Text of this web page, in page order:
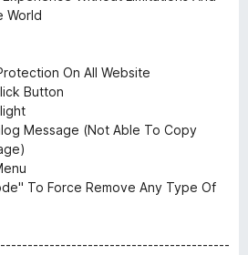
World
On All Website
Button
Message (Not Able To Copy
To Force Remove Any Type Of